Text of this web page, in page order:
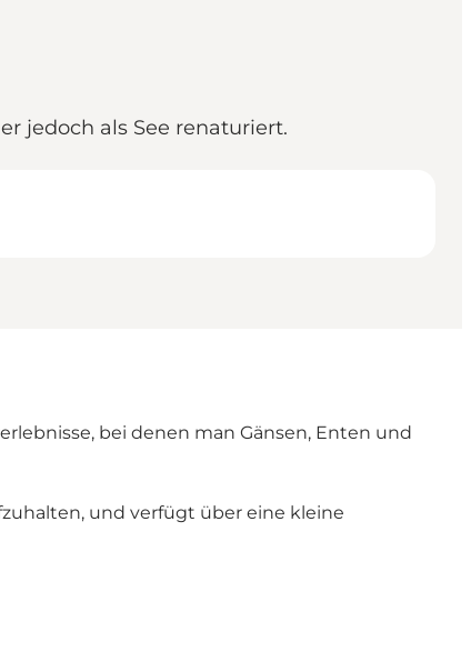
jedoch als See renaturiert.
bei denen man Gänsen, Enten und
und verfügt über eine kleine